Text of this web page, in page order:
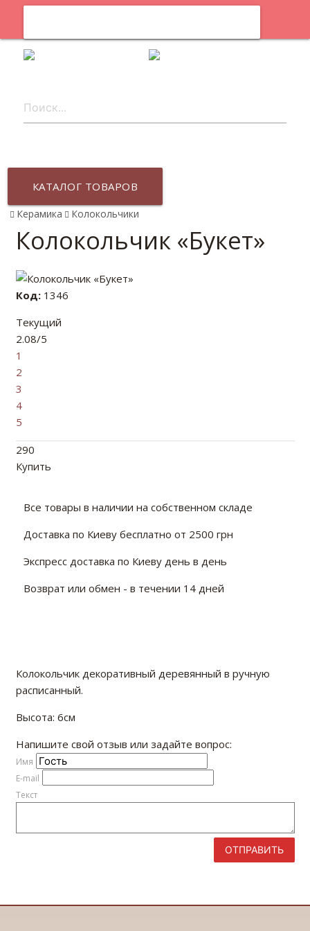
КАТАЛОГ ТОВАРОВ
Керамика Колокольчики
Колокольчик «Букет»
Код:1346
Текущий
2.08/5
1
2
3
4
5
290
Купить
Все товары в наличии на собственном складе
Доставка по Киеву бесплатно от 2500 грн
Экспресс доставка по Киеву день в день
Возврат или обмен - в течении 14 дней
Колокольчик декоративный деревянный в ручную
расписанный.
Высота: 6см
Напишите свой отзыв или задайте вопрос:
Имя
E-mail
Текст
ОТПРАВИТЬ